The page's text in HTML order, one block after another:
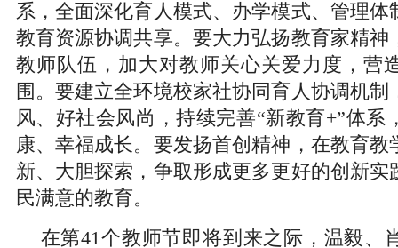
系，全面深化育人模式、办学模式、管理体
教育资源协调共享。要大力弘扬教育家精神
教师队伍，加大对教师关心关爱力度，营
围。要建立全环境校家社协同育人协调机
风、好社会风尚，持续完善“新教育+”体系
康、幸福成长。要发扬首创精神，在教育教
新、大胆探索，争取形成更多更好的创新实
民满意的教育。
在第41个教师节即将到来之际，温毅、